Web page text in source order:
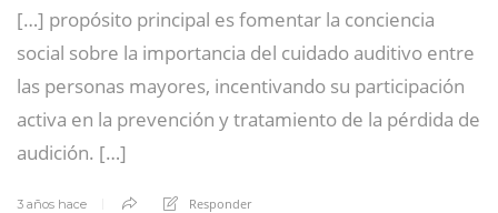
[…] propósito principal es fomentar la conciencia
social sobre la importancia del cuidado auditivo entre
las personas mayores, incentivando su participación
activa en la prevención y tratamiento de la pérdida de
audición. […]
3 años hace Responder